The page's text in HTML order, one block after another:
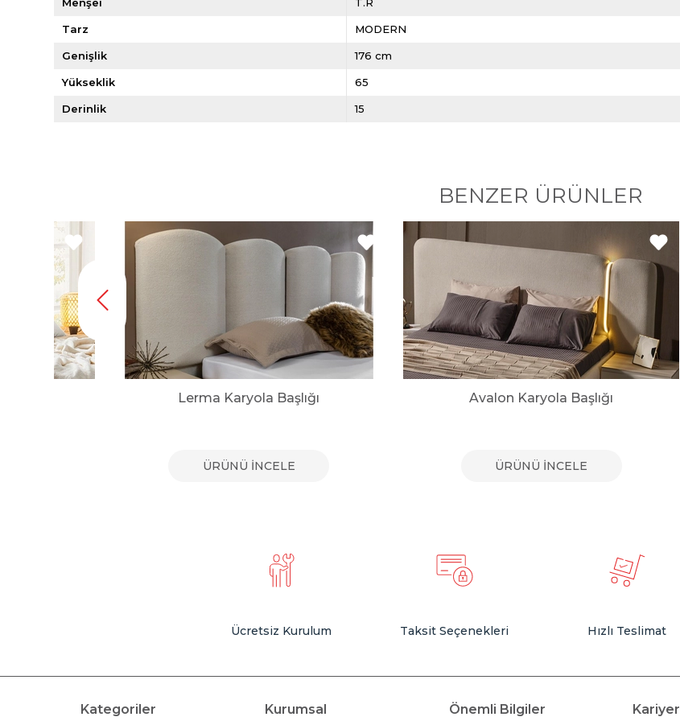
Tarz MODERN
Genişlik 176 cm
Yükseklik 65
Derinlik 15
BENZER ÜRÜNLER
Lerma Karyola Başlığı
ÜRÜNÜ İNCELE
Avalon Karyola Başlığı
ÜRÜNÜ İNCELE
Ücretsiz Kurulum Taksit Seçenekleri Hızlı Teslimat
Kategoriler Kurumsal Önemli Bilgiler Kariyer